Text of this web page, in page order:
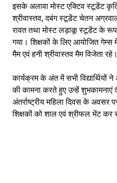
इसके अलावा मोस्ट एक्टिव स्टूडेंट
श्रीवास्तव, दबंग स्टूडेंट चेतन
रावत तथा मोस्ट लड़ाकू स्टूडेंट के रूप
गया। शिक्षकों के लिए आयोजित गेम्स
मैम एवं हनी श्रीवास्तव मैम विजेता रहे।
कार्यक्रम के अंत में सभी विद्यार्थियों
की कामना करते हुए उन्हें शुभकामनाएं
अंतर्राष्ट्रीय महिला दिवस के अवसर
शिक्षकों को शाल एवं श्रीफल भेंट कर